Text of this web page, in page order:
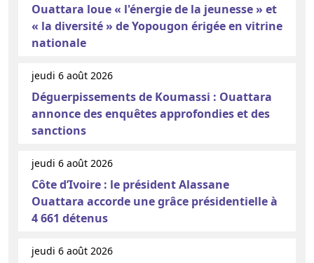
Ouattara loue « l'énergie de la jeunesse » et
« la diversité » de Yopougon érigée en vitrine
nationale
jeudi 6 août 2026
Déguerpissements de Koumassi : Ouattara
annonce des enquêtes approfondies et des
sanctions
jeudi 6 août 2026
Côte d’Ivoire : le président Alassane
Ouattara accorde une grâce présidentielle à
4 661 détenus
jeudi 6 août 2026